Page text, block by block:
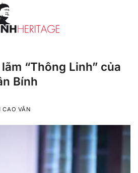
“Thông Linh” của
Bính
CAO VÂN